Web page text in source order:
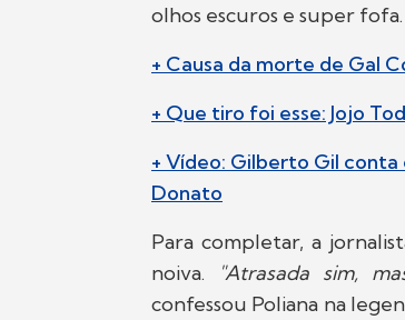
olhos escuros e super fofa.
+ Causa da morte de Gal
+ Que tiro foi esse: Jojo
+ Vídeo: Gilberto Gil conta
Donato
Para completar, a
noiva.
"Atrasada sim,
confessou Poliana na